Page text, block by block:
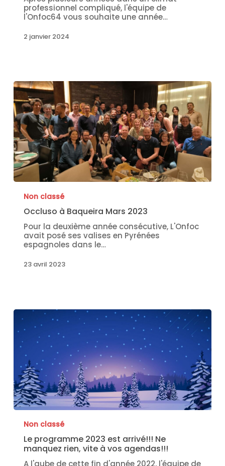
professionnel compliqué, l'équipe de
l'Onfoc64 vous souhaite une année…
2 janvier 2024
Non classé
Occluso à Baqueira Mars 2023
Pour la deuxième année consécutive, L'Onfoc
avait posé ses valises en Pyrénées
espagnoles dans le…
23 avril 2023
Non classé
Le programme 2023 est arrivé!!! Ne
manquez rien, vite à vos agendas!!!